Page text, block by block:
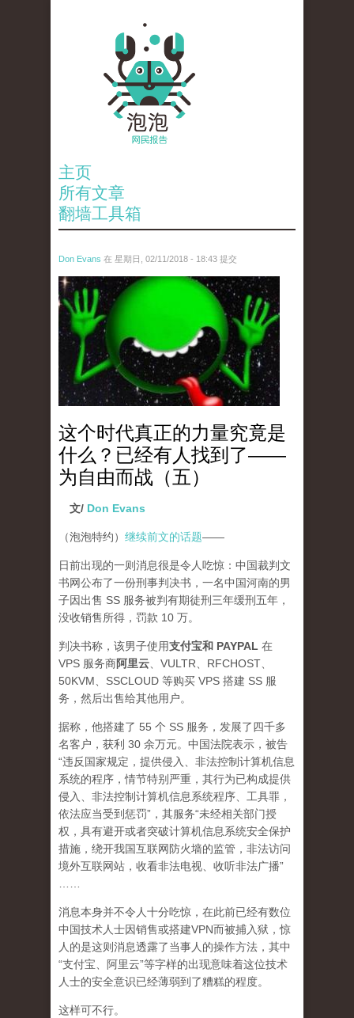
主页
所有文章
翻墙工具箱
Don Evans 在 星期日, 02/11/2018 - 18:43 提交
wechatimg1429.jpeg
这个时代真正的力量究竟是
什么？已经有人找到了——
为自由而战（五）
文/ Don Evans
（泡泡特约） 继续前文的话题——
日前出现的一则消息很是令人吃惊：中国裁判文
书网公布了一份刑事判决书，一名中国河南的男
子因出售 SS 服务被判有期徒刑三年缓刑五年，
没收销售所得，罚款 10 万。
判决书称，该男子使用支付宝和 PAYPAL 在
VPS 服务商阿里云 、VULTR、RFCHOST、
50KVM、SSCLOUD 等购买 VPS 搭建 SS 服
务，然后出售给其他用户。
据称，他搭建了 55 个 SS 服务，发展了四千多
名客户，获利 30 余万元。中国法院表示，被告
“违反国家规定，提供侵入、非法控制计算机信息
系统的程序，情节特别严重，其行为已构成提供
侵入、非法控制计算机信息系统程序、工具罪，
依法应当受到惩罚”，其服务“未经相关部门授
权，具有避开或者突破计算机信息系统安全保护
措施，绕开我国互联网防火墙的监管，非法访问
境外互联网站，收看非法电视、收听非法广播”
消息本身并不令人十分吃惊，在此前已经有数位
中国技术人士因销售或搭建VPN而被捕入狱，惊
人的是这则消息透露了当事人的操作方法，其中
“支付宝、阿里云”等字样的出现意味着这位技术
人士的安全意识已经薄弱到了糟糕的程度。
这样可不行。